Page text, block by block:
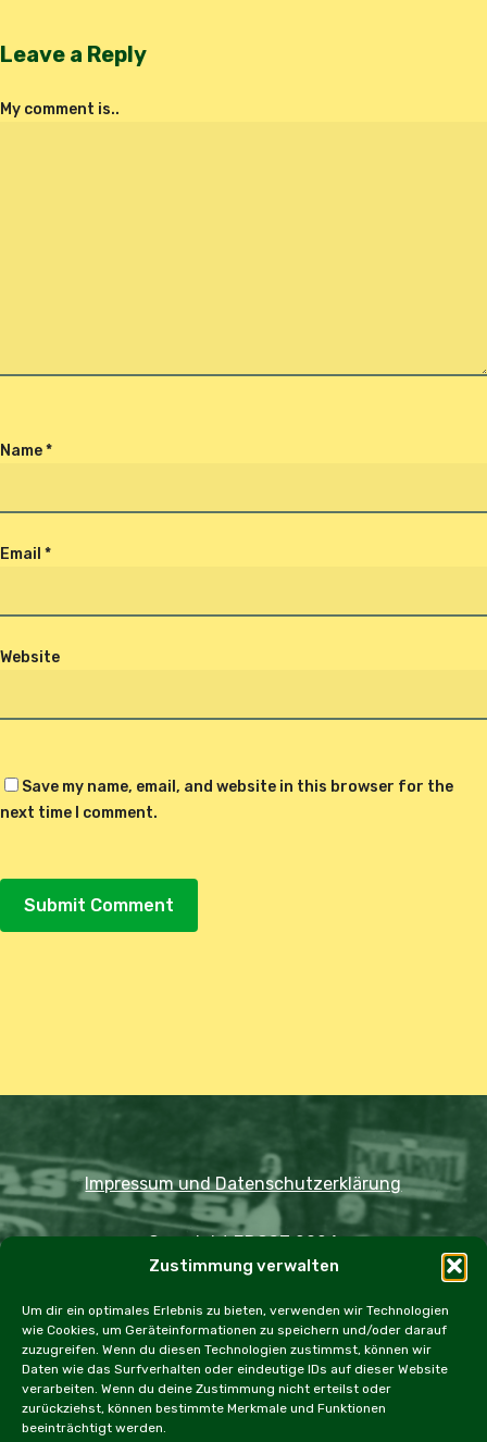
Zustimmung verwalten
Um dir ein optimales Erlebnis zu bieten, verwenden wir Technologien
wie Cookies, um Geräteinformationen zu speichern und/oder darauf
zuzugreifen. Wenn du diesen Technologien zustimmst, können wir
Daten wie das Surfverhalten oder eindeutige IDs auf dieser Website
verarbeiten. Wenn du deine Zustimmung nicht erteilst oder
zurückziehst, können bestimmte Merkmale und Funktionen
beeinträchtigt werden.
Leave a Reply
My comment is..
Name*
Email *
Website
Save my name, email, and website in this browser for the
next time I comment.
Impressum und Datenschutzerklärung
Copyright JDOST 2024
Home Ausfahrten Rallye
Events
Messen
Workshops Cookie Policy (EU)